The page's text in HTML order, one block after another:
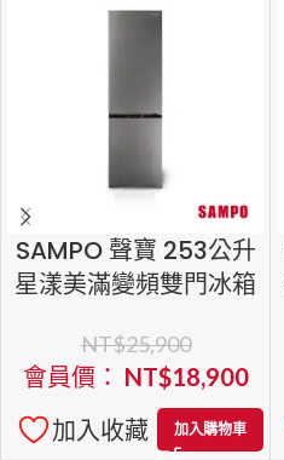
SAMPO 聲寶 253公升
星漾美滿變頻雙門冰箱
NT$25,900
會員價： NT$18,900
加入收藏
加入購物車